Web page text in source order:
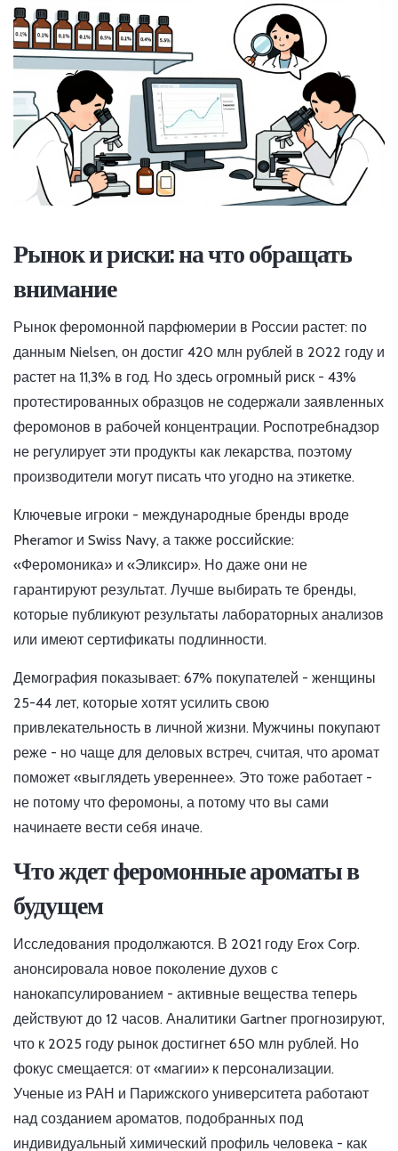
Рынок и риски: на что обращать
внимание
Рынок феромонной парфюмерии в России растет: по
данным Nielsen, он достиг 420 млн рублей в 2022 году и
растет на 11,3% в год. Но здесь огромный риск - 43%
протестированных образцов не содержали заявленных
феромонов в рабочей концентрации. Роспотребнадзор
не регулирует эти продукты как лекарства, поэтому
производители могут писать что угодно на этикетке.
Ключевые игроки - международные бренды вроде
Pheramor и Swiss Navy, а также российские:
«Феромоника» и «Эликсир». Но даже они не
гарантируют результат. Лучше выбирать те бренды,
которые публикуют результаты лабораторных анализов
или имеют сертификаты подлинности.
Демография показывает: 67% покупателей - женщины
25-44 лет, которые хотят усилить свою
привлекательность в личной жизни. Мужчины покупают
реже - но чаще для деловых встреч, считая, что аромат
поможет «выглядеть увереннее». Это тоже работает -
не потому что феромоны, а потому что вы сами
начинаете вести себя иначе.
Что ждет феромонные ароматы в
будущем
Исследования продолжаются. В 2021 году Erox Corp.
анонсировала новое поколение духов с
нанокапсулированием - активные вещества теперь
действуют до 12 часов. Аналитики Gartner прогнозируют,
что к 2025 году рынок достигнет 650 млн рублей. Но
фокус смещается: от «магии» к персонализации.
Ученые из РАН и Парижского университета работают
над созданием ароматов, подобранных под
индивидуальный химический профиль человека - как